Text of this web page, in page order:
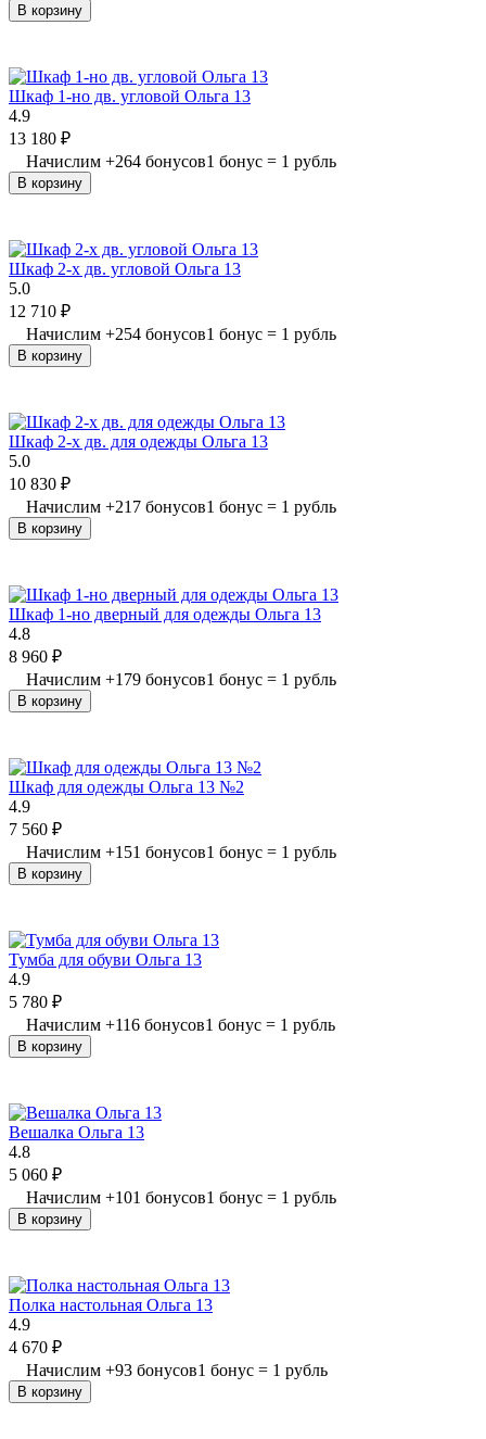
В корзину
Шкаф 1-но дв. угловой Ольга 13
4.9
13 180 ₽
Начислим +264 бонусов1 бонус = 1 рубль
В корзину
Шкаф 2-х дв. угловой Ольга 13
5.0
12 710 ₽
Начислим +254 бонусов1 бонус = 1 рубль
В корзину
Шкаф 2-х дв. для одежды Ольга 13
5.0
10 830 ₽
Начислим +217 бонусов1 бонус = 1 рубль
В корзину
Шкаф 1-но дверный для одежды Ольга 13
4.8
8 960 ₽
Начислим +179 бонусов1 бонус = 1 рубль
В корзину
Шкаф для одежды Ольга 13 №2
4.9
7 560 ₽
Начислим +151 бонусов1 бонус = 1 рубль
В корзину
Тумба для обуви Ольга 13
4.9
5 780 ₽
Начислим +116 бонусов1 бонус = 1 рубль
В корзину
Вешалка Ольга 13
4.8
5 060 ₽
Начислим +101 бонусов1 бонус = 1 рубль
В корзину
Полка настольная Ольга 13
4.9
4 670 ₽
Начислим +93 бонусов1 бонус = 1 рубль
В корзину